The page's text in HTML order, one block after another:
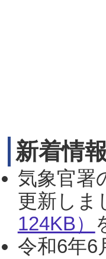
新着情報
気象官署
更新しま
124KB）
令和6年6